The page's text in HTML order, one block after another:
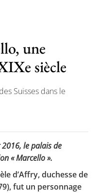
motions
presse
l’APHG
une
siècle
Suisses dans le
le palais de
« Marcello ».
d’Affry, duchesse de
fut un personnage